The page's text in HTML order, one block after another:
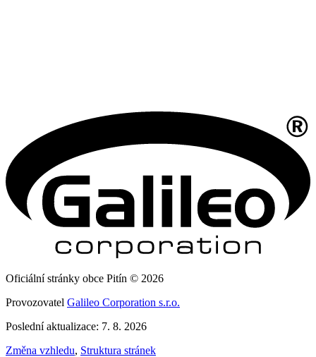
Oficiální stránky obce Pitín © 2026
Provozovatel Galileo Corporation s.r.o.
Poslední aktualizace: 7. 8. 2026
Změna vzhledu, Struktura stránek